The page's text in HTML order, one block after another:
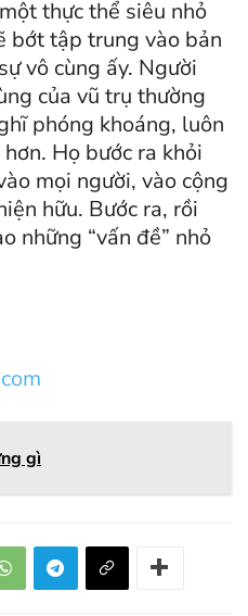
thực thể siêu nhỏ
bớt tập trung vào bản
vô cùng ấy. Người
của vũ trụ thường
phóng khoáng, luôn
Họ bước ra khỏi
mọi người, vào cộng
hữu. Bước ra, rồi
những “vấn đề” nhỏ
gì